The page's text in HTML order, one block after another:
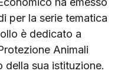
per la serie tematica
è dedicato a
Animali
della sua istituzione.